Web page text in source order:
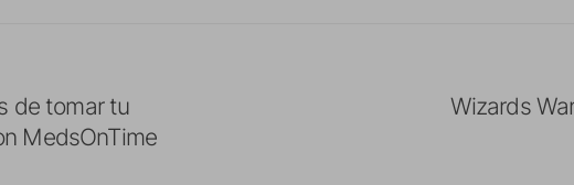
de tomar tu
MedsOnTime
Wizards